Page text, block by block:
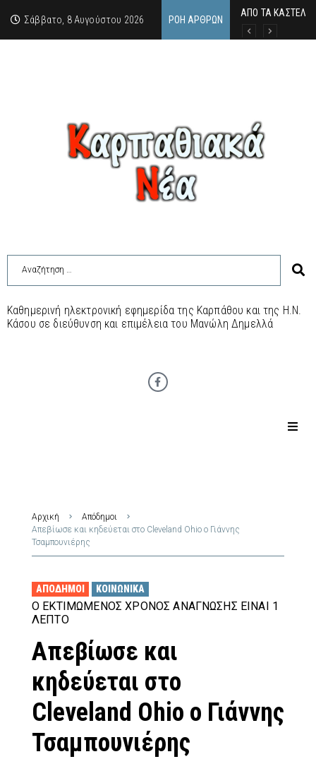
Σάββατο, 8 Αυγούστου 2026 ΡΟΉ ΆΡΘΡΩΝ
ΑΠΟ ΤΑ
Η άγνωστη
Νέος
Καθημερινή ηλεκτρονική εφημερίδα της Καρπάθου και της Η.Ν.
Κάσου σε διεύθυνση και επιμέλεια του Μανώλη Δημελλά
Αρχική
Απόδημοι
Απεβίωσε και κηδεύεται στο Cleveland Ohio ο Γιάννης
Τσαμπουνιέρης
ΑΠΌΔΗΜΟΙ ΚΟΙΝΩΝΙΚΆ
Ο ΕΚΤΙΜΏΜΕΝΟΣ ΧΡΌΝΟΣ ΑΝΆΓΝΩΣΗΣ ΕΊΝΑΙ 1
ΛΕΠΤΌ
Απεβίωσε και
κηδεύεται στο
Cleveland Ohio ο Γιάννης
Τσαμπουνιέρης